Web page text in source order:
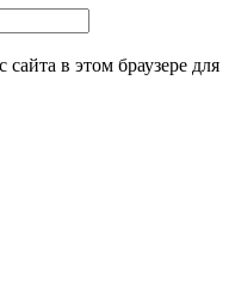
в этом браузере для